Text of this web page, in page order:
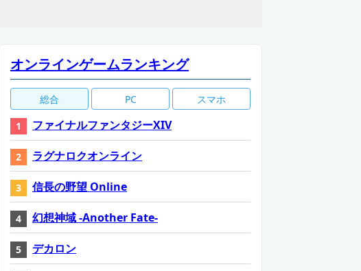
オンラインゲームランキング
総合 PC スマホ
ファイナルファンタジーXIV
ラグナロクオンライン
信長の野望 Online
幻想神域 -Another Fate-
デカロン